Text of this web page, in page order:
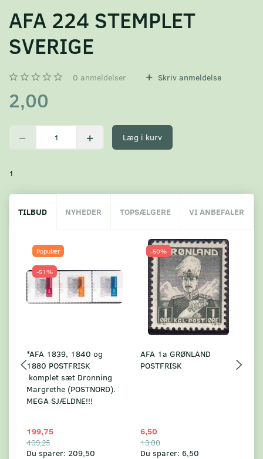
AFA 224 STEMPLET
SVERIGE
0 anmeldelser Skriv anmeldelse
2,00
Læg i kurv
1
TILBUD NYHEDER TOPSÆLGERE VI ANBEFALER
Populær
-51%
*AFA 1839, 1840 og
1880 POSTFRISK
komplet sæt Dronning
Margrethe (POSTNORD).
MEGA SJÆLDNE!!!
199,75
409,25
Du sparer: 209,50
-50%
AFA 1a GRØNLAND
POSTFRISK
6,50
13,00
Du sparer: 6,50